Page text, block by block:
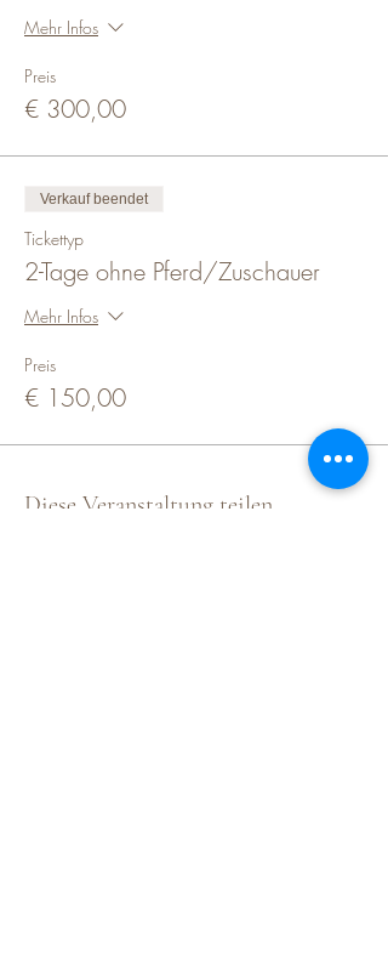
Mehr Infos
Preis
€ 300,00
Verkauf beendet
Tickettyp
2-Tage ohne Pferd/Zuschauer
Mehr Infos
Preis
€ 150,00
Diese Veranstaltung teilen